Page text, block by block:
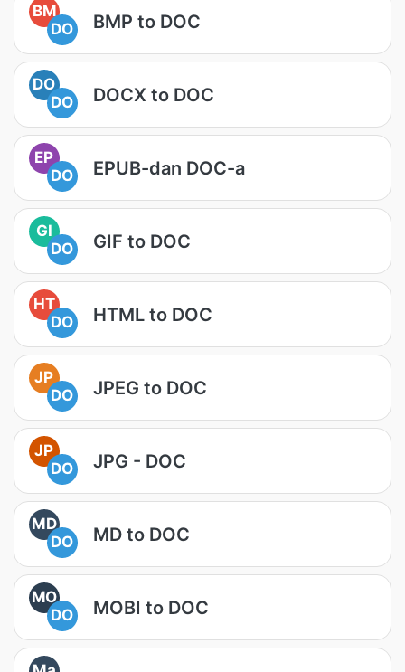
BM
DO
BMP to DOC
DO
DO
DOCX to DOC
EP
DO
EPUB-dan DOC-a
GI
DO
GIF to DOC
HT
DO
HTML to DOC
JP
DO
JPEG to DOC
JP
DO
JPG - DOC
MD
DO
MD to DOC
MO
DO
MOBI to DOC